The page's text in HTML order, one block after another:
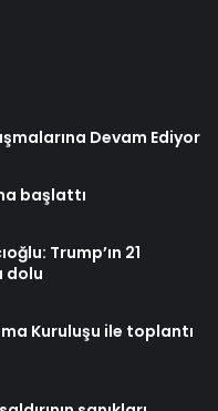
Devam Ediyor
başlattı
Trump’ın 21
dolu
Kuruluşu ile toplantı